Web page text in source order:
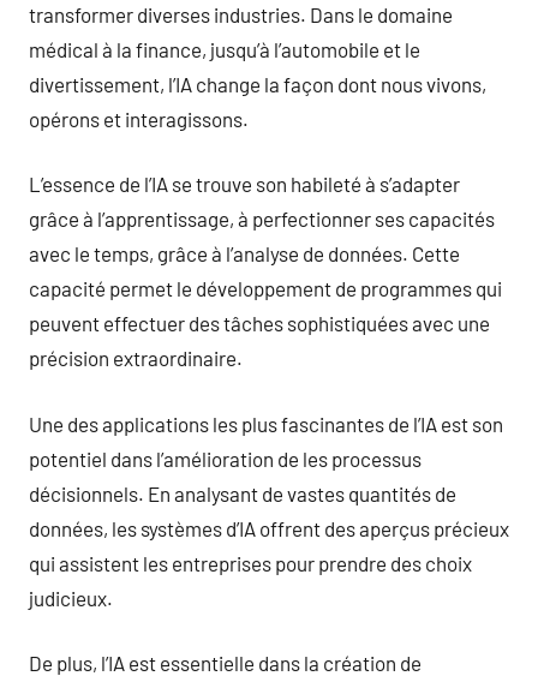
transformer diverses industries. Dans le domaine
médical à la finance, jusqu’à l’automobile et le
divertissement, l’IA change la façon dont nous vivons,
opérons et interagissons.
L’essence de l’IA se trouve son habileté à s’adapter
grâce à l’apprentissage, à perfectionner ses capacités
avec le temps, grâce à l’analyse de données. Cette
capacité permet le développement de programmes qui
peuvent effectuer des tâches sophistiquées avec une
précision extraordinaire.
Une des applications les plus fascinantes de l’IA est son
potentiel dans l’amélioration de les processus
décisionnels. En analysant de vastes quantités de
données, les systèmes d’IA offrent des aperçus précieux
qui assistent les entreprises pour prendre des choix
judicieux.
De plus, l’IA est essentielle dans la création de